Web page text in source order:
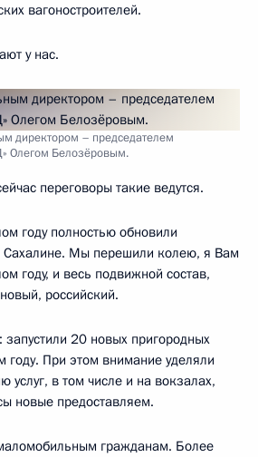
вагоностроителей.
у нас.
директором – председателем
Олегом Белозёровым.
переговоры такие ведутся.
году полностью обновили
Сахалине. Мы перешили колею, я Вам
году, и весь подвижной состав,
российский.
20 новых пригородных
году. При этом внимание уделяли
услуг, в том числе и на вокзалах,
новые предоставляем.
гражданам. Более